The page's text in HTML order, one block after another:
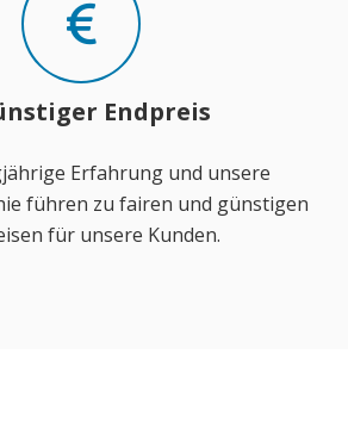
Endpreis
Erfahrung und unsere
führen zu fairen und günstigen
für unsere Kunden.